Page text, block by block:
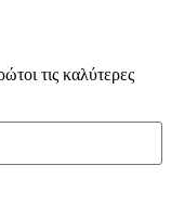
τις καλύτερες